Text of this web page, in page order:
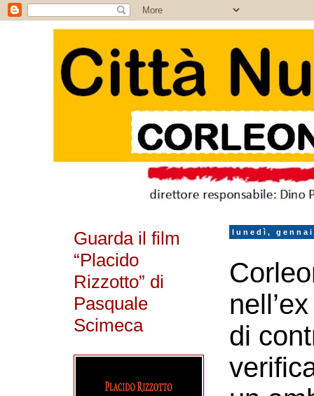
lunedì,
di
Guarda il film
“Placido
Rizzotto” di
Pasquale
Scimeca